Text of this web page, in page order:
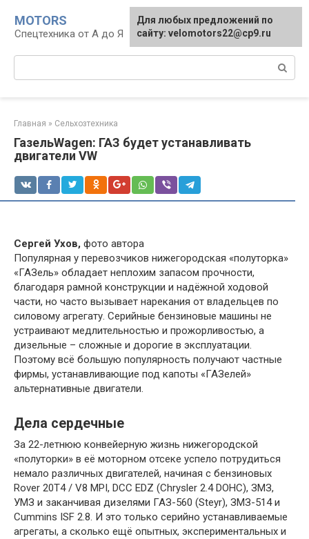
контенту
MOTORS
Спецтехника от А до Я
Главная » Сельхозтехника
ГазельWagen: ГАЗ будет устанавливать
двигатели VW
Сергей Ухов, фото автора
Популярная у перевозчиков нижегородская «полуторка»
«ГАЗель» обладает неплохим запасом прочности,
благодаря рамной конструкции и надёжной ходовой
части, но часто вызывает нарекания от владельцев по
силовому агрегату. Серийные бензиновые машины не
устраивают медлительностью и прожорливостью, а
дизельные – сложные и дорогие в эксплуатации.
Поэтому всё большую популярность получают частные
фирмы, устанавливающие под капоты «ГАЗелей»
альтернативные двигатели.
Дела сердечные
За 22-летнюю конвейерную жизнь нижегородской
«полуторки» в её моторном отсеке успело потрудиться
немало различных двигателей, начиная с бензиновых
Rover 20T4 / V8 MPI, DCC EDZ (Chrysler 2.4 DOHC), ЗМЗ,
УМЗ и заканчивая дизелями ГАЗ-560 (Steyr), ЗМЗ-514 и
Cummins ISF 2.8. И это только серийно устанавливаемые
агрегаты, а сколько ещё опытных, экспериментальных и
Для любых предложений по
сайту: velomotors22@cp9.ru